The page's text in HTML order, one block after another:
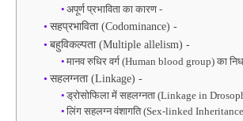
अपूर्ण प्रभाविता का कारण -
सहप्रभाविता (Codominance) -
बहुविकल्पता (Multiple allelism) -
मानव रुधिर वर्ग (Human blood group) का
सहलग्नता (Linkage) -
ड्रोसोफिला में सहलग्नता (Linkage in
लिंग सहलग्न वंशागति (Sex-linked